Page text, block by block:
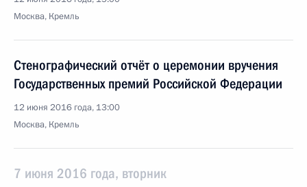
Москва, Кремль
Стенографический отчёт о церемонии вручения
Государственных премий Российской Федерации
12 июня 2016 года, 13:00
Москва, Кремль
7 июня 2016 года, вторник